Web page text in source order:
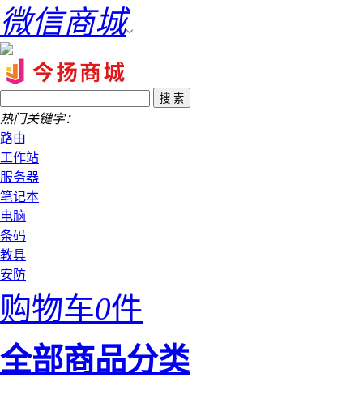
微信商城
热门关键字：
路由
工作站
服务器
笔记本
电脑
条码
教具
安防
购物车0件
全部商品分类